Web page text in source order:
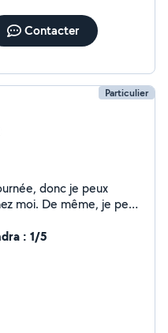
Contacter
Particulier
donc je peux
moi. De même, je peux
Aucun supplément.
: 1/5